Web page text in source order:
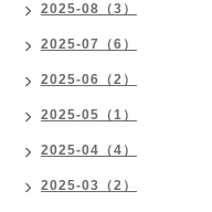
2025-08（3）
2025-07（6）
2025-06（2）
2025-05（1）
2025-04（4）
2025-03（2）